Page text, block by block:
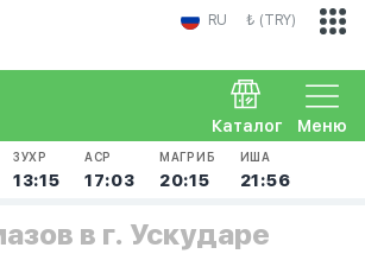
RU ₺ (TRY)
Меню
Каталог
ЗУХР
13:15
АСР
17:03
МАГРИБ
20:15
ИША
21:56
в г. Ускударе